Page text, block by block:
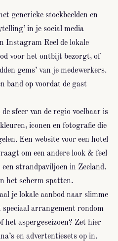
generieke stockbeelden en
in je social media
Instagram Reel de lokale
voor het ontbijt bezorgt, of
gems’ van je medewerkers.
band op voordat de gast
sfeer van de regio voelbaar is
iconen en fotografie die
Een website voor een hotel
om een andere look & feel
een strandpaviljoen in Zeeland.
het scherm spatten.
je lokale aanbod naar slimme
speciaal arrangement rondom
het aspergeseizoen? Zet hier
en advertentiesets op in.